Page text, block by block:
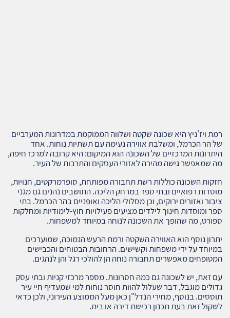
רמת ויז'ניץ היא שכונה שקטה ושלווה הממוקמת במדרונות המערביים
של הר הכרמל, ומשלבת אווירה נעימה עם תשתיות נוחות. אחד
היתרונות המרכזיים של השכונה הוא המיקום: היא קרובה למרכז חיפה,
מה שמאפשר גישה מהירה לאזורי העסקים והתרבות של העיר.
חזקות השכונה כוללות רשת תחבורה מפותחת, סופרמרקטים, חנויות,
מוסדות רפואיים ובתי ספר במרחק הליכה. התושבים נהנים גם מגני
ציבור ואזורים ירוקים, וכן מסלולי הליכה ואופניים בהר הכרמל. בתי
ספר ומוסדות חינוך לילדים מציעים פעילויות חוץ-לימודיות ומחלקות
ספורט, מה שהופך את השכונה לנוחה במיוחד למשפחות.
יתרון נוסף הוא האווירה השקטה ורמת הרעש הנמוכה, שמוערכים
במיוחד על ידי משפחות וקשישים. הרחובות הבטוחים והכבישים
המטופחים מאפשרים תחבורה נוחה הן להולכי רגל והן לנהגים.
עם זאת, יש לשכונה גם כמה חסרונות. מספר מרכזי קניות ובתי עסק
גדולים מוגבל, דבר שעלול להוות חוסר נוחות למי שמעדיף חיי עיר
תוססים. בנוסף, מחירי הנדל"ן כאן מעל הממוצע העירוני, ולכן כדאי
לשקול זאת בעת תכנון רכישת דירה או בית.